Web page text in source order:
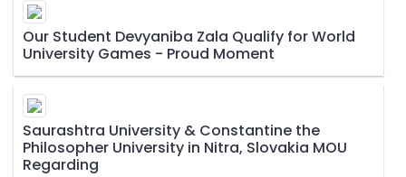
Our Student Devyaniba Zala Qualify for World
University Games - Proud Moment
Saurashtra University & Constantine the
Philosopher University in Nitra, Slovakia MOU
Regarding